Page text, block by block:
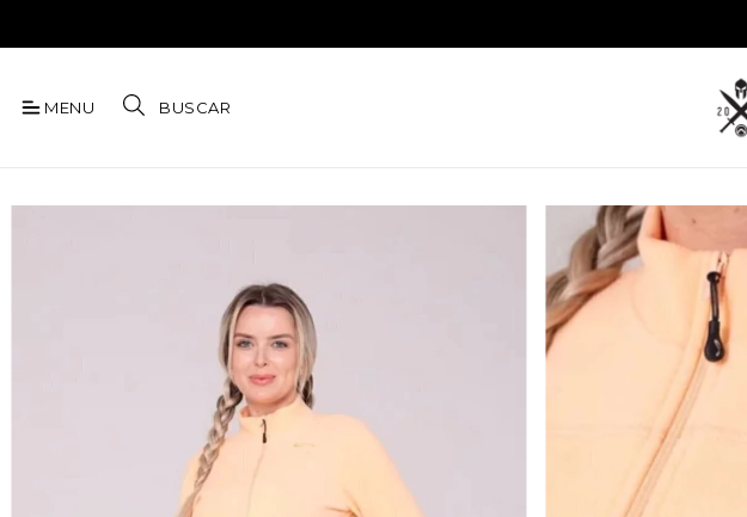
MENU BUSCAR